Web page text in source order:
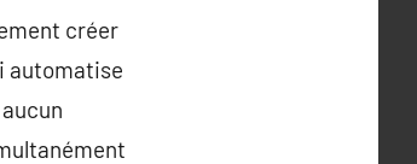
créer
automatise